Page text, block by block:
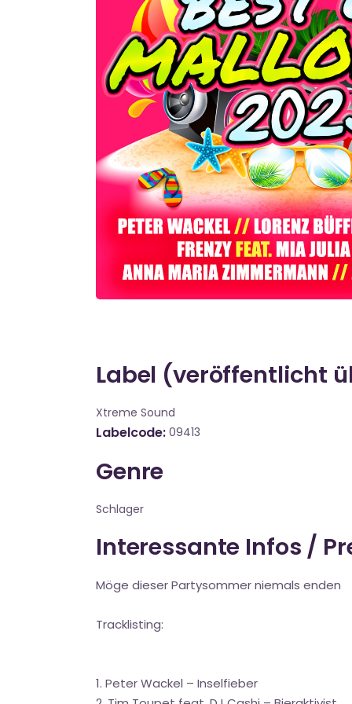
Label (veröffentlicht
Xtreme Sound
Labelcode 09413
Genre
Schlager
Interessante Infos /
Möge dieser Partysommer niemals enden
Tracklisting:
1. Peter Wackel – Inselfieber